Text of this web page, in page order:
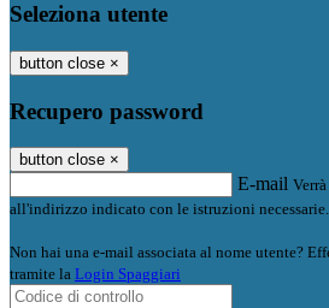
Seleziona utente
button close ×
Recupero password
button close ×
E-mail
all'indirizzo indicato con le istruzioni necessarie.
Non hai una e-mail associata al nome utente?
tramite la Login Spaggiari